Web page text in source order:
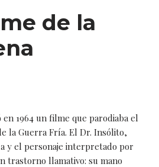
de la
1964 un filme que parodiaba el
la Guerra Fría. El Dr. Insólito,
y el personaje interpretado por
trastorno llamativo: su mano